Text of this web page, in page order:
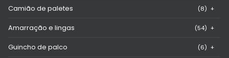
Camião de paletes (8) +
Amarração e lingas (54) +
Guincho de palco (6) +